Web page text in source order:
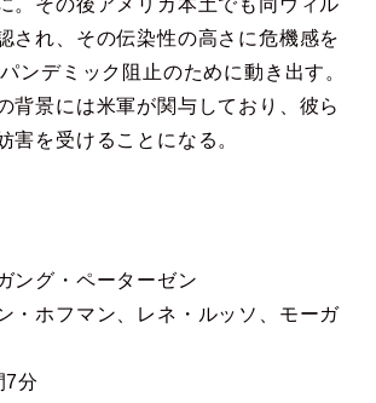
。その後アメリカ本土でも同ウィル
され、その伝染性の高さに危機感を
ンデミック阻止のために動き出す。
背景には米軍が関与しており、彼ら
害を受けることになる。
ング・ペーターゼン
・ホフマン、レネ・ルッソ、モーガ
7分